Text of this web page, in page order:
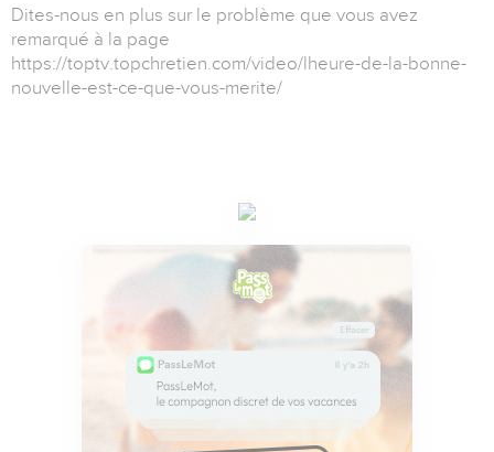
Dites-nous en plus sur le problème que vous avez
remarqué à la page
https://toptv.topchretien.com/video/lheure-de-la-bonne-
nouvelle-est-ce-que-vous-merite/